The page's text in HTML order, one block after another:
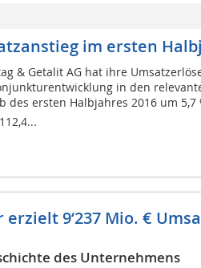
im ersten
& Getalit AG hat ihre
in den
des ersten Halbjahres 2016 um 5,7
9‘237 Mio. €
des Unternehmens